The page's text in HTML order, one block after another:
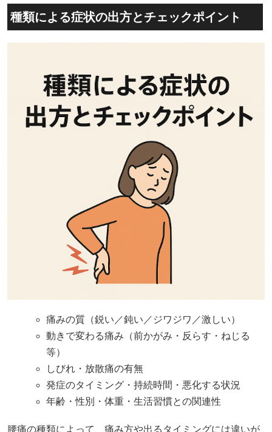
種類による症状の出方とチェックポイント
痛みの質（鋭い／鈍い／ジワジワ／激しい）
動きで変わる痛み（前かがみ・反らす・ねじる
等）
しびれ・放散痛の有無
発症のタイミング・持続時間・悪化する状況
年齢・性別・体重・生活習慣との関連性
腰痛の種類によって、痛み方や出るタイミングには違いが